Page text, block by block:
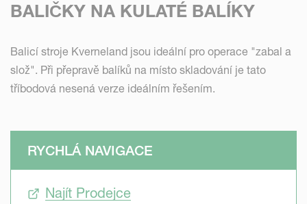
BALIČKY NA KULATÉ BALÍKY
Balicí stroje Kverneland jsou ideální pro operace "zabal a
slož". Při přepravě balíků na místo skladování je tato
tříbodová nesená verze ideálním řešením.
RYCHLÁ NAVIGACE
Najít Prodejce